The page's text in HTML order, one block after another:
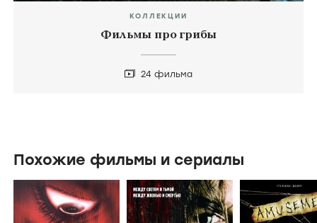
КОЛЛЕКЦИИ
Фильмы про грибы
24 фильма
Похожие фильмы и сериалы